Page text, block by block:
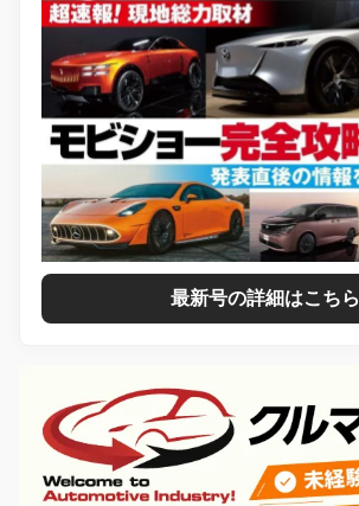
最新号の詳細はこちら